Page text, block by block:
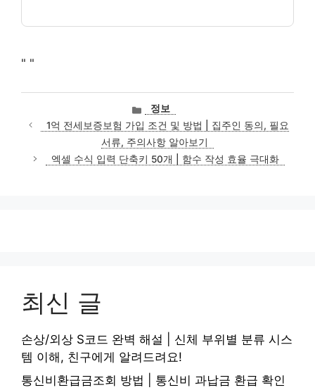
" "
카
테
고
리
정보
1억 전세보증보험 가입 조건 및 방법 | 집주인 동의, 필요
서류, 주의사항 알아보기
엑셀 수식 입력 단축키 50개 | 함수 작성 효율 극대화
최신 글
손상/외상 S코드 완벽 해설 | 신체 부위별 분류 시스
템 이해, 친구에게 알려드려요!
통신비환급금조회 방법 | 통신비 과납금 환급 확인